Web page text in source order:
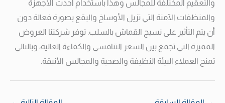
والتعقيم المختلفة للمجالس وهذا باستخدام أحدث الأجهزة
والمنظفات الآمنة التي تزيل الأوساخ والبقع بصورة فعالة دون
أن يتم التأثير على نسيج القماش بالسلب. توفر شركتنا العروض
المميزة التي تجمع بين السعر التنافسي والكفاءة العالية، وبالتالي
تمنح العملاء البيئة النظيفة والصحية والمجالس الأنيقة.